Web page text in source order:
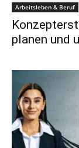
Arbeitsleben & Beruf
planen und